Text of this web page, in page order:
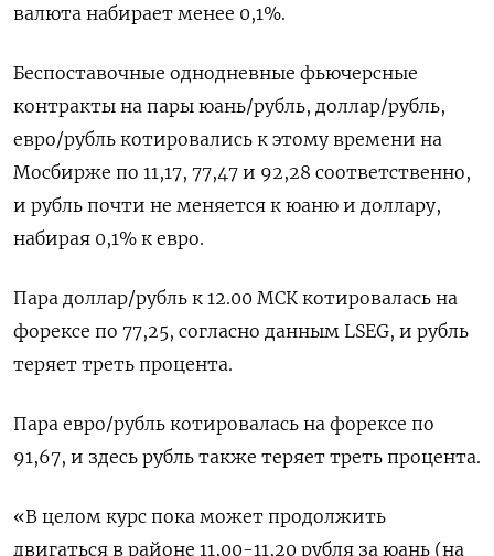
валюта набирает менее 0,1%.
Беспоставочные ⁠однодневные фьючерсные
контракты на пары юань/рубль, ​доллар/рубль,
евро/рубль котировались к этому времени на
⁠Мосбирже по 11,17, 77,47 и 92,28 соответственно,
и рубль почти не меняется к юаню и доллару,
набирая 0,1% ⁠к евро.
Пара доллар/рубль к 12.00 МСК котировалась на
форексе по 77,25, согласно данным LSEG, и рубль
‌теряет треть процента.
Пара евро/рубль котировалась на форексе по
91,67, и здесь рубль также теряет ‍треть процента.
«В целом курс пока может продолжить
двигаться в районе 11,00-11,20 рубля за ‌юань (на